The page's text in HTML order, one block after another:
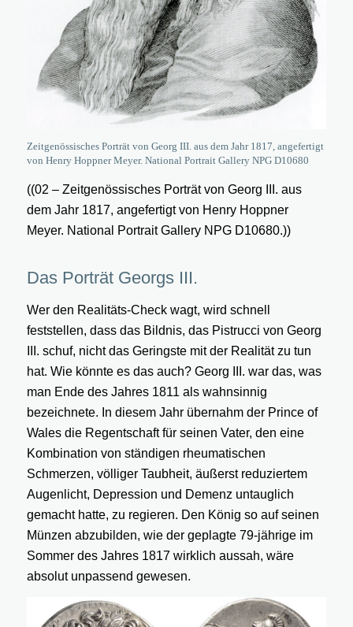
Zeitgenössisches Porträt von Georg III. aus dem Jahr 1817, angefertigt
von Henry Hoppner Meyer. National Portrait Gallery NPG D10680
((02 – Zeitgenössisches Porträt von Georg III. aus
dem Jahr 1817, angefertigt von Henry Hoppner
Meyer. National Portrait Gallery NPG D10680.))
Das Porträt Georgs III.
Wer den Realitäts-Check wagt, wird schnell
feststellen, dass das Bildnis, das Pistrucci von Georg
III. schuf, nicht das Geringste mit der Realität zu tun
hat. Wie könnte es das auch? Georg III. war das, was
man Ende des Jahres 1811 als wahnsinnig
bezeichnete. In diesem Jahr übernahm der Prince of
Wales die Regentschaft für seinen Vater, den eine
Kombination von ständigen rheumatischen
Schmerzen, völliger Taubheit, äußerst reduziertem
Augenlicht, Depression und Demenz untauglich
gemacht hatte, zu regieren. Den König so auf seinen
Münzen abzubilden, wie der geplagte 79-jährige im
Sommer des Jahres 1817 wirklich aussah, wäre
absolut unpassend gewesen.